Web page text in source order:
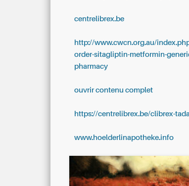
centrelibrex.be
http://www.cwcn.org.au/
order-sitagliptin-metformin-
pharmacy
ouvrir contenu complet
https://centrelibrex.be/clibrex-
www.hoelderlinapotheke.info